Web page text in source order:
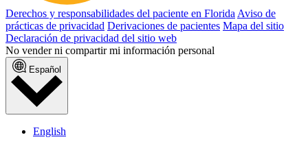
Derechos y responsabilidades del paciente en Florida Aviso de
prácticas de privacidad Derivaciones de pacientes Mapa del sitio
Declaración de privacidad del sitio web
No vender ni compartir mi información personal
Español
English